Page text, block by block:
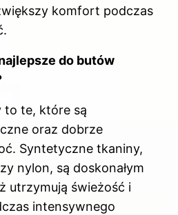
komfort podczas
do butów
to te, które są
oraz dobrze
Syntetyczne tkaniny,
nylon, są doskonałym
utrzymują świeżość i
intensywnego